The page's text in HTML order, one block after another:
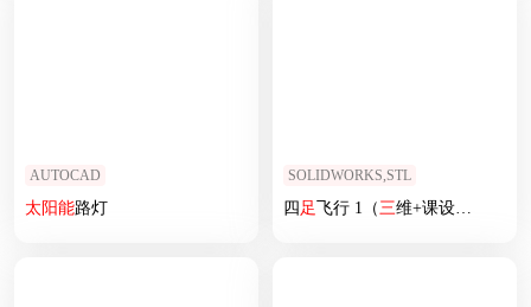
AUTOCAD
太阳能路灯
SOLIDWORKS,STL
四足飞行 1（三维+课设+程序+二维）